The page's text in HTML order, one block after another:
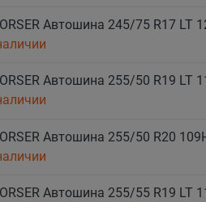
Автошина 245/75 R17 LT
Автошина 255/50 R19 LT
Автошина 255/50 R20
Автошина 255/55 R19 LT